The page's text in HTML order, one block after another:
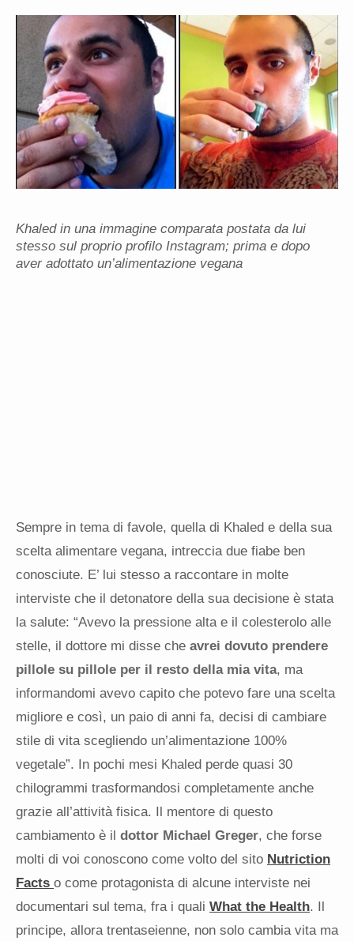
Khaled in una immagine comparata postata da lui
stesso sul proprio profilo Instagram; prima e dopo
aver adottato un’alimentazione vegana
Sempre in tema di favole, quella di Khaled e della sua
scelta alimentare vegana, intreccia due fiabe ben
conosciute. E’ lui stesso a raccontare in molte
interviste che il detonatore della sua decisione è stata
la salute: “Avevo la pressione alta e il colesterolo alle
stelle, il dottore mi disse che avrei dovuto prendere
pillole su pillole per il resto della mia vita, ma
informandomi avevo capito che potevo fare una scelta
migliore e così, un paio di anni fa, decisi di cambiare
stile di vita scegliendo un’alimentazione 100%
vegetale”. In pochi mesi Khaled perde quasi 30
chilogrammi trasformandosi completamente anche
grazie all’attività fisica. Il mentore di questo
cambiamento è il dottor Michael Greger, che forse
molti di voi conoscono come volto del sito Nutriction
Facts o come protagonista di alcune interviste nei
documentari sul tema, fra i quali What the Health. Il
principe, allora trentaseienne, non solo cambia vita ma